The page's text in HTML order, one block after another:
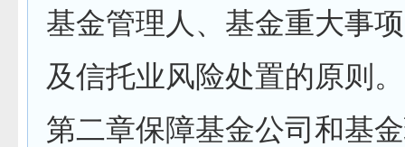
基金管理人、基金重大事
及信托业风险处置的原则。
第二章保障基金公司和基